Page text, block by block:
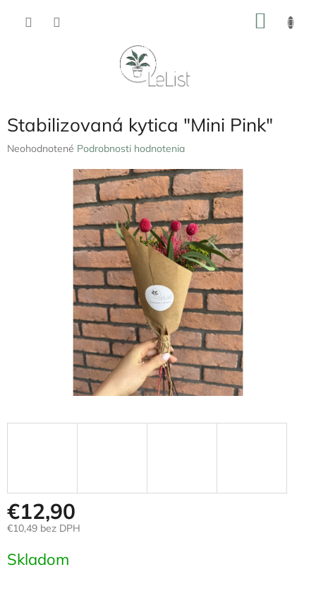
Stabilizovaná kytica "Mini Pink"
Priemerné
Neohodnotené Podrobnosti hodnotenia
€12,90
€10,49 bez DPH
cena:
Skladom